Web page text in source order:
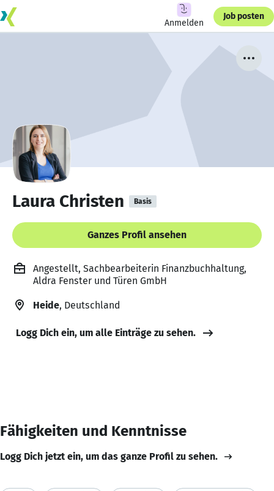
Anmelden
Job posten
Laura Christen Basis
Ganzes Profil ansehen
Angestellt, Sachbearbeiterin Finanzbuchhaltung,
Aldra Fenster und Türen GmbH
Heide, Deutschland
Logg Dich ein, um alle Einträge zu sehen.
Fähigkeiten und Kenntnisse
Logg Dich jetzt ein, um das ganze Profil zu sehen.